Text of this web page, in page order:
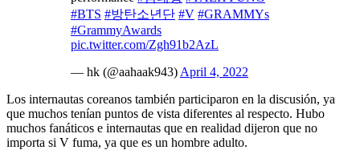
#BTS #방탄소년단 #V #GRAMMYs
#GrammyAwards
pic.twitter.com/Zgh91b2AzL
— hk (@aahaak943) April 4, 2022
Los internautas coreanos también participaron en la discusión, ya
que muchos tenían puntos de vista diferentes al respecto. Hubo
muchos fanáticos e internautas que en realidad dijeron que no
importa si V fuma, ya que es un hombre adulto.